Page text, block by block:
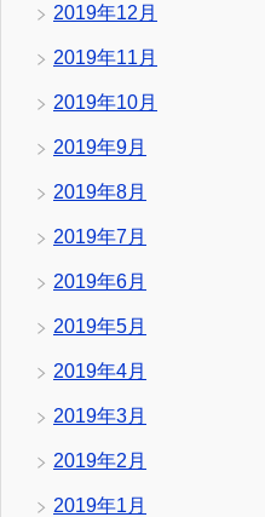
2019年12月
2019年11月
2019年10月
2019年9月
2019年8月
2019年7月
2019年6月
2019年5月
2019年4月
2019年3月
2019年2月
2019年1月